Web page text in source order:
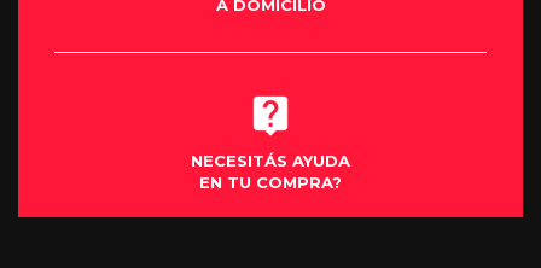
A DOMICILIO
NECESITÁS AYUDA
EN TU COMPRA?